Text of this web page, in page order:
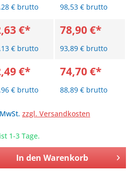
€ brutto 98,53 € brutto
€*
€ brutto
78,90 €*
93,89 € brutto
€*
€ brutto
74,70 €*
88,89 € brutto
zzgl. Versandkosten
1-3 Tage.
In den Warenkorb